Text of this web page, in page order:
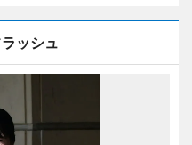
ッシュ